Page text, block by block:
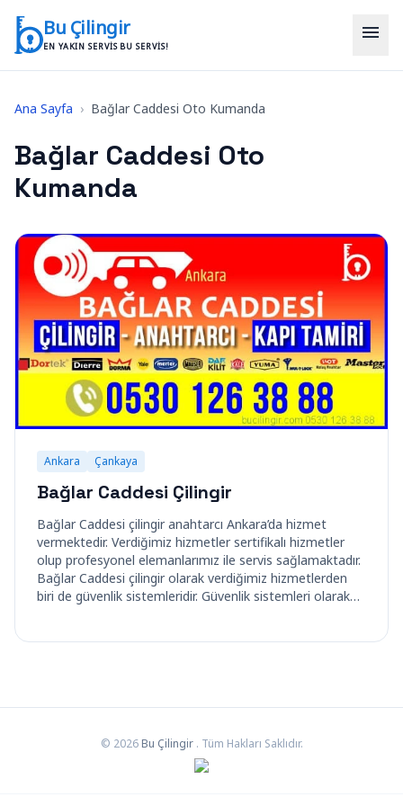
Bu Çilingir
EN YAKIN SERVIS BU SERVIS!
menu
Ana Sayfa › Bağlar Caddesi Oto Kumanda
Bağlar Caddesi Oto
Kumanda
Ankara Çankaya
Bağlar Caddesi Çilingir
Bağlar Caddesi çilingir anahtarcı Ankara’da hizmet
vermektedir. Verdiğimiz hizmetler sertifikalı hizmetler
olup profesyonel elemanlarımız ile servis sağlamaktadır.
Bağlar Caddesi çilingir olarak verdiğimiz hizmetlerden
biri de güvenlik sistemleridir. Güvenlik sistemleri olarak…
© 2026 Bu Çilingir . Tüm Hakları Saklıdır.